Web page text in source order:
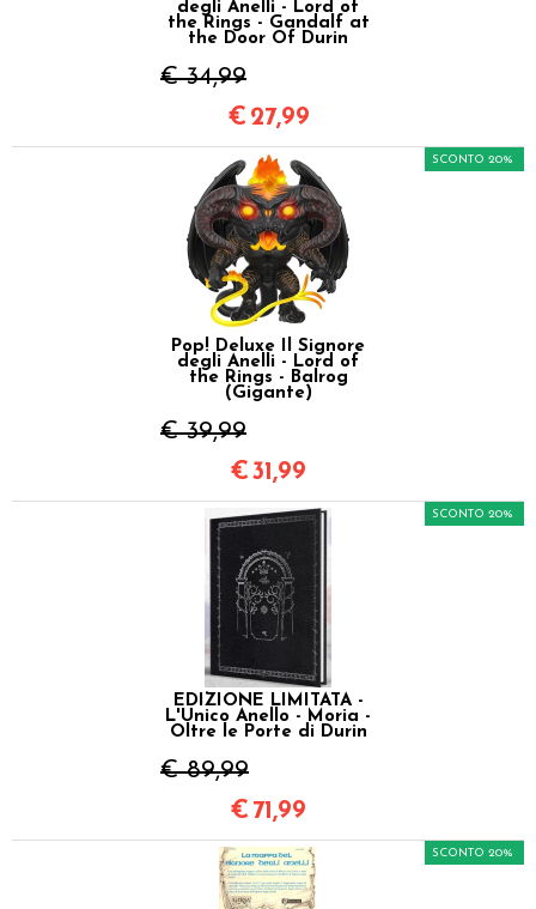
degli Anelli - Lord of
the Rings - Gandalf at
the Door Of Durin
€ 34,99
€ 27,99
Pop! Deluxe Il Signore
degli Anelli - Lord of
the Rings - Balrog
(Gigante)
€ 39,99
SCONTO 20%
€31,99
EDIZIONE LIMITATA -
L'Unico Anello - Moria -
Oltre le Porte di Durin
€ 89,99
SCONTO 20%
€ 71,99
SCONTO 20%